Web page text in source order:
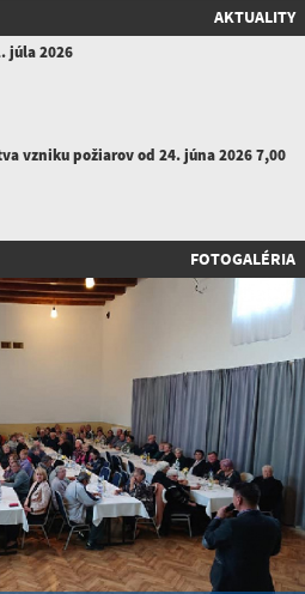
AKTUALITY
júla 2026
vzniku požiarov od 24. júna 2026 7,00
FOTOGALÉRIA